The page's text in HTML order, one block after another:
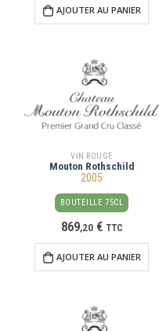
AJOUTER AU PANIER
VIN ROUGE
Mouton Rothschild
2005
BOUTEILLE 75CL
869,20 € TTC
AJOUTER AU PANIER